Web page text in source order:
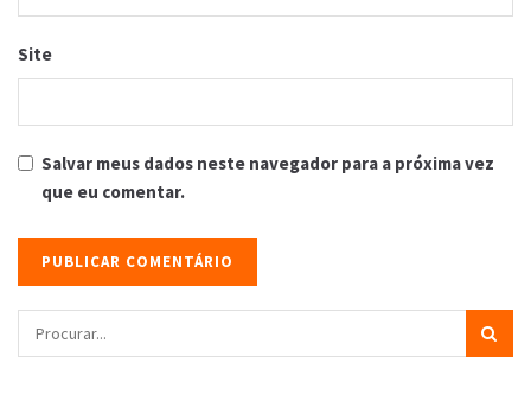
Site
Salvar meus dados neste navegador para a próxima vez
que eu comentar.